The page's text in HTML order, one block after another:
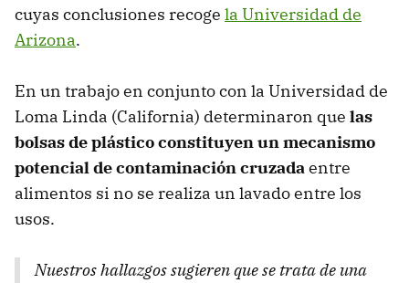
cuyas conclusiones recoge la Universidad de
Arizona.
En un trabajo en conjunto con la Universidad de
Loma Linda (California) determinaron que las
bolsas de plástico constituyen un mecanismo
potencial de contaminación cruzadaentre
alimentos si no se realiza un lavado entre los
usos.
Nuestros hallazgos sugieren que se trata de una